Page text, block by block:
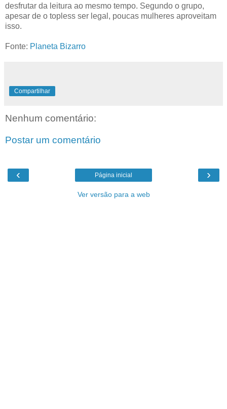
desfrutar da leitura ao mesmo tempo. Segundo o grupo,
apesar de o topless ser legal, poucas mulheres aproveitam
isso.
Fonte: Planeta Bizarro
Compartilhar
Nenhum comentário:
Postar um comentário
‹ ›
Página inicial
Ver versão para a web